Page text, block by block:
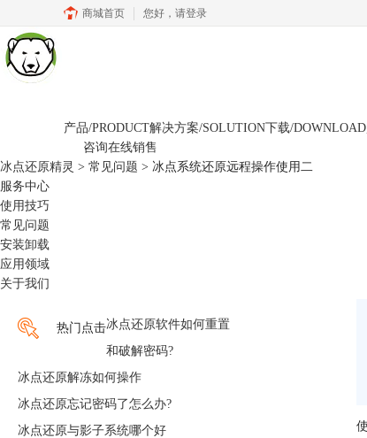
商城首页 您好， 请登录
产品/PRODUCT解决方案/SOLUTION下载/DOWNLOAD
咨询在线销售
冰点还原精灵 > 常见问题 > 冰点系统还原远程操作使用二
服务中心
使用技巧
常见问题
安装卸载
应用领域
关于我们
热门点击冰点还原软件如何重置
和破解密码?
冰点还原解冻如何操作
冰点还原忘记密码了怎么办?
冰点还原与影子系统哪个好